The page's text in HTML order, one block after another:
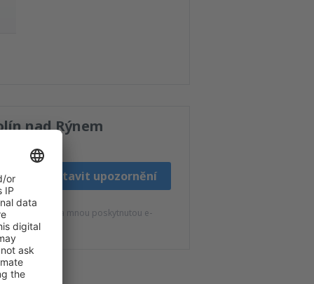
nad Rýnem
Nastavit upozornění
S.A. na mnou poskytnutou e-